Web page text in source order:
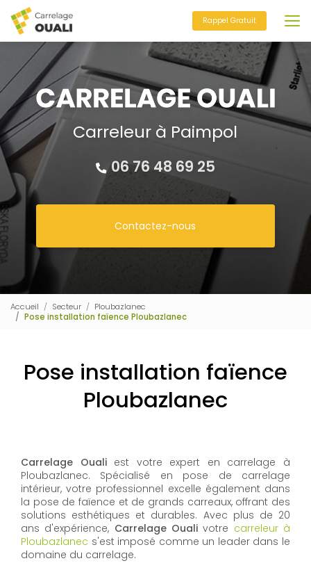
au
contenu
principal
Rappel Gratuit
Carreleur à Paimpol
06 76 48 69 25
Contactez-nous
Accueil Secteur
Ploubazlanec
Pose installation faïence Ploubazlanec
Pose installation faïence
Ploubazlanec
Carrelage Oualiest votre expert en carrelage à
Ploubazlanec. Spécialisé en pose de carrelage
intérieur, votre professionnel excelle également dans
la pose de faïence et de grands carreaux, offrant des
solutions esthétiques et durables. Avec plus de 20
ans d'expérience, Carrelage Ouali votre carreleur à
Ploubazlanec s'est imposé comme un leader dans le
domaine du carrelage.